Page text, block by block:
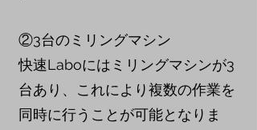
②3台のミリングマシン
快速Laboにはミリングマシンが3
台あり、これにより複数の作業を
同時に行うことが可能となりま